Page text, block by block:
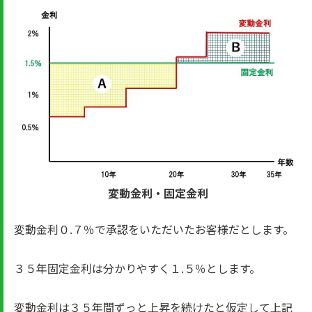
変動金利・固定金利
変動金利０.７％で承認をいただいたお客様だとします。
３５年固定金利は分かりやすく１.５％とします。
変動金利は３５年間ずっと上昇を続けたと仮定して上記